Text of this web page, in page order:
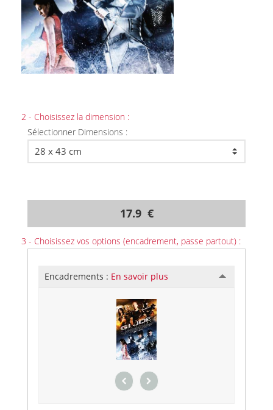
2 - Choisissez la dimension :
Sélectionner Dimensions :
17.9 €
3 - Choisissez vos options (encadrement, passe partout) :
Encadrements : En savoir plus